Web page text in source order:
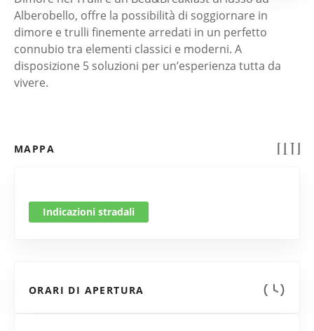
Alberobello, offre la possibilità di soggiornare in
dimore e trulli finemente arredati in un perfetto
connubio tra elementi classici e moderni. A
disposizione 5 soluzioni per un’esperienza tutta da
vivere.
MAPPA
Indicazioni stradali
ORARI DI APERTURA